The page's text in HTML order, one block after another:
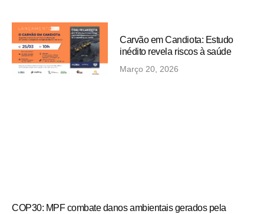
Carvão em Candiota: Estudo
inédito revela riscos à saúde
Março 20, 2026
COP30: MPF combate danos ambientais gerados pela